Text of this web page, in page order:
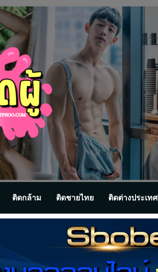
ติดกล้าม ติดชายไทย ติดต่างประเทศ